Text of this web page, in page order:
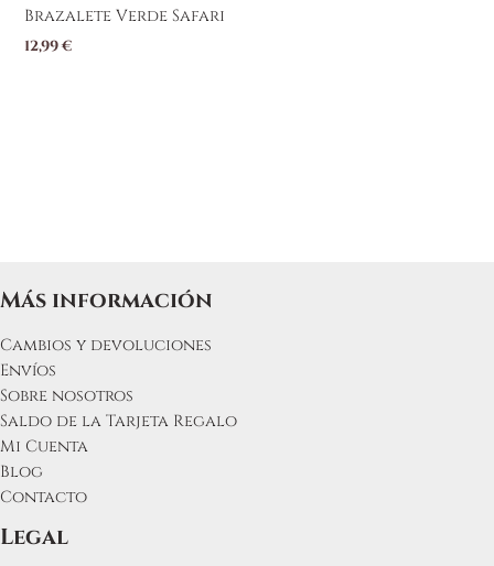
Brazalete Verde Safari
12,99€
Más información
Cambios y devoluciones
Envíos
Sobre nosotros
Saldo de la Tarjeta Regalo
Mi Cuenta
Blog
Contacto
Legal